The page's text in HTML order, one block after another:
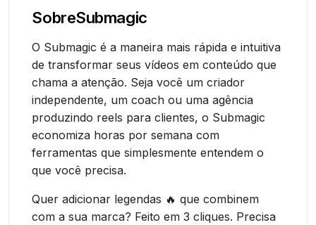
SobreSubmagic
O Submagic é a maneira mais rápida e intuitiva
de transformar seus vídeos em conteúdo que
chama a atenção. Seja você um criador
independente, um coach ou uma agência
produzindo reels para clientes, o Submagic
economiza horas por semana com
ferramentas que simplesmente entendem o
que você precisa.
Quer adicionar legendas 🔥 que combinem
com a sua marca? Feito em 3 cliques. Precisa